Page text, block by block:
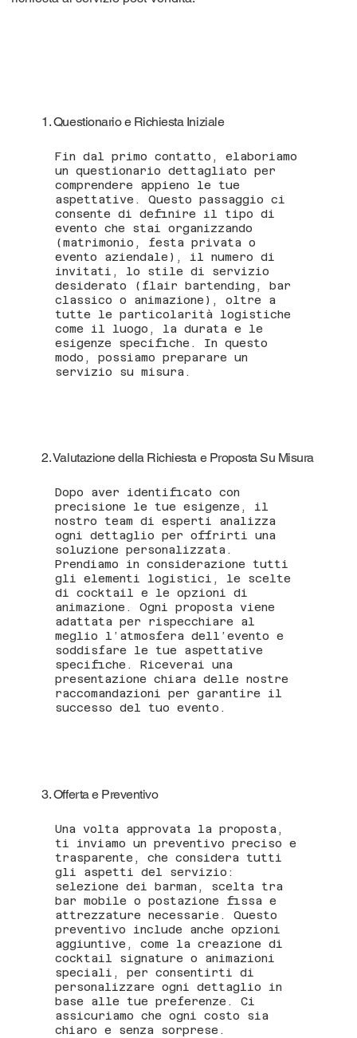
1. Questionario e Richiesta Iniziale
Fin dal primo contatto, elaboriamo
un questionario dettagliato per
comprendere appieno le tue
aspettative. Questo passaggio ci
consente di definire il tipo di
evento che stai organizzando
(matrimonio, festa privata o
evento aziendale), il numero di
invitati, lo stile di servizio
desiderato (flair bartending, bar
classico o animazione), oltre a
tutte le particolarità logistiche
come il luogo, la durata e le
esigenze specifiche. In questo
modo, possiamo preparare un
servizio su misura.
2. Valutazione della Richiesta e Proposta Su Misura
Dopo aver identificato con
precisione le tue esigenze, il
nostro team di esperti analizza
ogni dettaglio per offrirti una
soluzione personalizzata.
Prendiamo in considerazione tutti
gli elementi logistici, le scelte
di cocktail e le opzioni di
animazione. Ogni proposta viene
adattata per rispecchiare al
meglio l’atmosfera dell’evento e
soddisfare le tue aspettative
specifiche. Riceverai una
presentazione chiara delle nostre
raccomandazioni per garantire il
successo del tuo evento.
3. Offerta e Preventivo
Una volta approvata la proposta,
ti inviamo un preventivo preciso e
trasparente, che considera tutti
gli aspetti del servizio:
selezione dei barman, scelta tra
bar mobile o postazione fissa e
attrezzature necessarie. Questo
preventivo include anche opzioni
aggiuntive, come la creazione di
cocktail signature o animazioni
speciali, per consentirti di
personalizzare ogni dettaglio in
base alle tue preferenze. Ci
assicuriamo che ogni costo sia
chiaro e senza sorprese.